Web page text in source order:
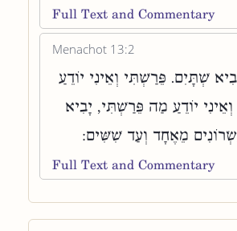
Full Text and Commentary
Menachot 13:2
שְׁתָּיִם. פֵּרַשְׁתִּי וְאֵינִי יוֹדֵעַ
יוֹדֵעַ מַה פֵּרַשְׁתִּי, יָבִיא
מֵאֶחָד וְעַד שִׁשִּׁים:
Full Text and Commentary